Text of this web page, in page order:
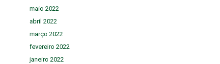
maio 2022
abril 2022
março 2022
fevereiro 2022
janeiro 2022